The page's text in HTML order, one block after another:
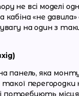
не всі моделі
«не давила»
на один з
панель, яка
перегородки
потребують